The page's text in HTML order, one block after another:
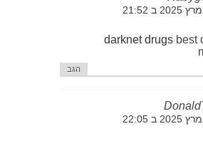
darknet drugs best
הגב